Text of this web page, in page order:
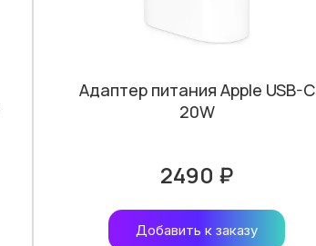
Адаптер питания Apple USB-C
20W
2490 ₽
Добавить к заказу